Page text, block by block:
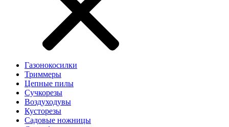
Газонокосилки
Триммеры
Цепные пилы
Cучкорезы
Воздуходувы
Кусторезы
Садовые ножницы